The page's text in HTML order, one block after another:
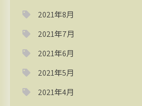
2021年8月
2021年7月
2021年6月
2021年5月
2021年4月